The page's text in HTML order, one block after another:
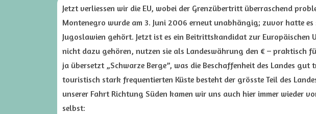
Jetzt verliessen wir die EU, wobei der Grenzübertritt überraschend
Montenegro wurde am 3. Juni 2006 erneut unabhängig; zuvor hatte es
Jugoslawien gehört. Jetzt ist es ein Beitrittskandidat zur Europäischen
nicht dazu gehören, nutzen sie als Landeswährung den € – praktisch
ja übersetzt „Schwarze Berge”, was die Beschaffenheit des Landes gut
touristisch stark frequentierten Küste besteht der grösste Teil des
unserer Fahrt Richtung Süden kamen wir uns auch hier immer wieder
selbst: